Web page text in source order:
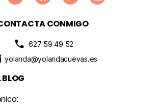
CONMIGO
627 59 49 52
yolanda@yolandacuevas.es
BLOG